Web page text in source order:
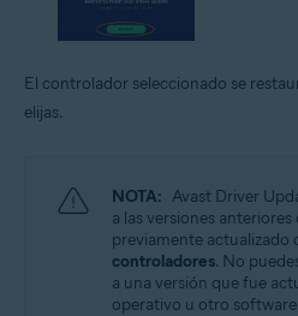
El controlador seleccionado se
elijas.
NOTA: Avast Driver
a las versiones
previamente actualizado
controladores. No
a una versión que fue
operativo u otro